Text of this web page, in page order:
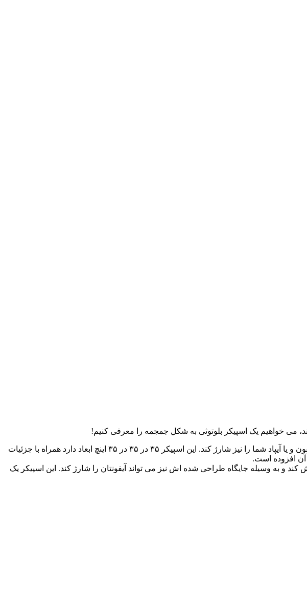
می خواهیم یک اسپیکر بلوتوثی به شکل جمجمه را معرفی کنیم!
این جمجمه نه تنها یک اسپیکر با کیفیت است، بلکه به وسیله جایگاه مخصوصی که در آن تعبیه شده است می تواند آیفون و یا آیپاد شما را نیز شارژ کند. این اسپیکر ۳۵ در ۳۵ در ۳۵ اینچ ابعاد دارد همراه با جزئیات
افزوده است.
و به وسیله جایگاه طراحی شده اش نیز می تواند آیفونتان را شارژ کند. این اسپیکر یک